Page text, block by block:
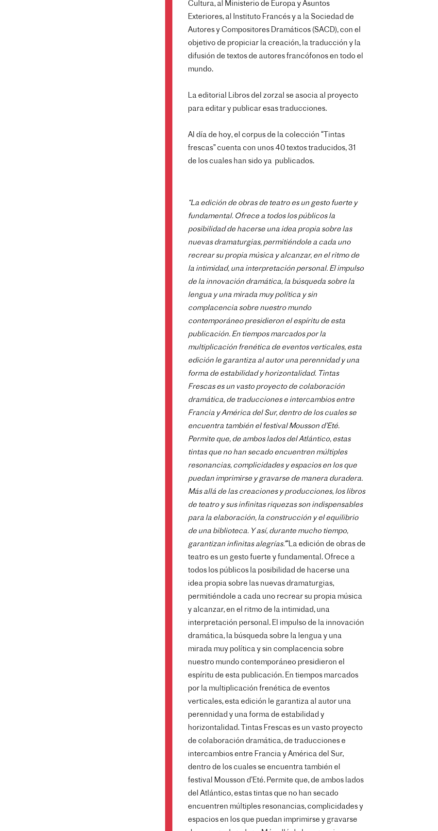
Cultura, al Ministerio de Europa y Asuntos
Exteriores, al Instituto Francés y a la Sociedad de
Autores y Compositores Dramáticos (SACD), con el
objetivo de propiciar la creación, la traducción y la
difusión de textos de autores francófonos en todo el
mundo.
La editorial Libros del zorzal se asocia al proyecto
para editar y publicar esas traducciones.
Al día de hoy, el corpus de la colección “Tintas
frescas” cuenta con unos 40 textos traducidos, 31
de los cuales han sido ya publicados.
“La edición de obras de teatro es un gesto fuerte y
fundamental. Ofrece a todos los públicos la
posibilidad de hacerse una idea propia sobre las
nuevas dramaturgias, permitiéndole a cada uno
recrear su propia música y alcanzar, en el ritmo de
la intimidad, una interpretación personal. El impulso
de la innovación dramática, la búsqueda sobre la
lengua y una mirada muy política y sin
complacencia sobre nuestro mundo
contemporáneo presidieron el espíritu de esta
publicación. En tiempos marcados por la
multiplicación frenética de eventos verticales, esta
edición le garantiza al autor una perennidad y una
forma de estabilidad y horizontalidad. Tintas
Frescas es un vasto proyecto de colaboración
dramática, de traducciones e intercambios entre
Francia y América del Sur, dentro de los cuales se
encuentra también el festival Mousson d’Eté.
Permite que, de ambos lados del Atlántico, estas
tintas que no han secado encuentren múltiples
resonancias, complicidades y espacios en los que
puedan imprimirse y gravarse de manera duradera.
Más allá de las creaciones y producciones, los libros
de teatro y sus infinitas riquezas son indispensables
para la elaboración, la construcción y el equilibrio
de una biblioteca. Y así, durante mucho tiempo,
garantizan infinitas alegrías.”“La edición de obras de
teatro es un gesto fuerte y fundamental. Ofrece a
todos los públicos la posibilidad de hacerse una
idea propia sobre las nuevas dramaturgias,
permitiéndole a cada uno recrear su propia música
y alcanzar, en el ritmo de la intimidad, una
interpretación personal. El impulso de la innovación
dramática, la búsqueda sobre la lengua y una
mirada muy política y sin complacencia sobre
nuestro mundo contemporáneo presidieron el
espíritu de esta publicación. En tiempos marcados
por la multiplicación frenética de eventos
verticales, esta edición le garantiza al autor una
perennidad y una forma de estabilidad y
horizontalidad. Tintas Frescas es un vasto proyecto
de colaboración dramática, de traducciones e
intercambios entre Francia y América del Sur,
dentro de los cuales se encuentra también el
festival Mousson d’Eté. Permite que, de ambos lados
del Atlántico, estas tintas que no han secado
encuentren múltiples resonancias, complicidades y
espacios en los que puedan imprimirse y gravarse